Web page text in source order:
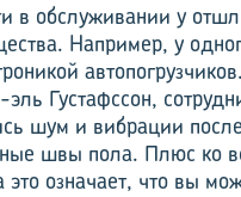
в обслуживании у
Например, у
Густафссон,
шум и вибрации
швы пола. Плюс ко
это означает, что вы